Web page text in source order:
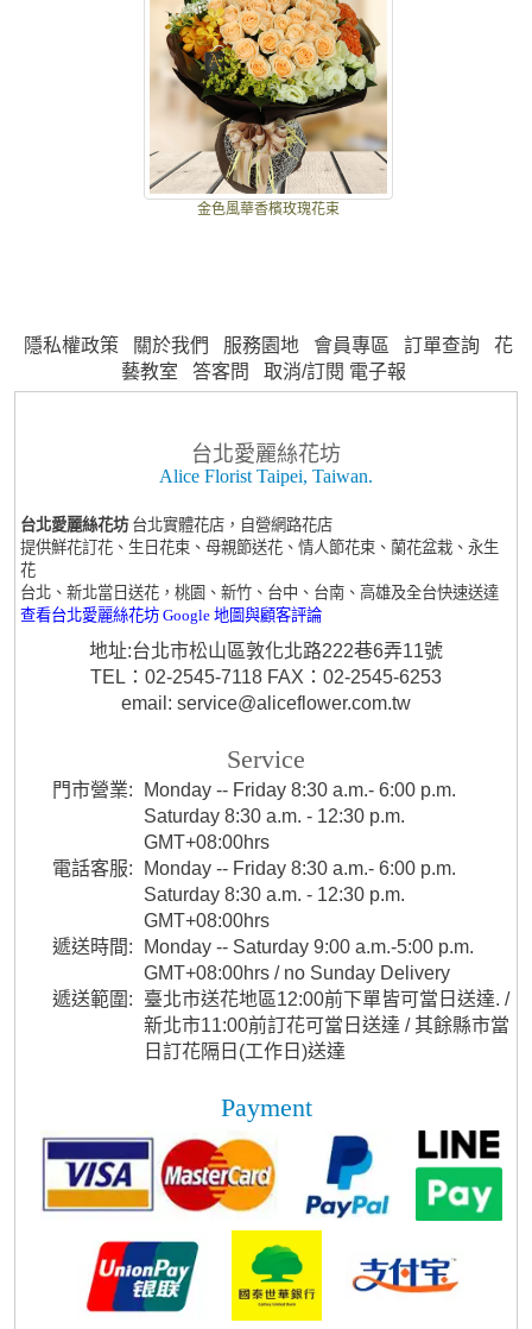
金色風華香檳玫瑰花束
隱私權政策 關於我們 服務園地 會員專區 訂單查詢
花
藝教室
答客問 取消/訂閱 電子報
台北愛麗絲花坊
Alice Florist Taipei, Taiwan.
台北愛麗絲花坊 台北實體花店，自營網路花店
提供鮮花訂花、生日花束、母親節送花、情人節花束、蘭花盆栽、永生
花
台北、新北當日送花，桃園、新竹、台中、台南、高雄及全台快速送達
查看台北愛麗絲花坊 Google 地圖與顧客評論
地址:台北市松山區敦化北路222巷6弄11號
TEL：02-2545-7118 FAX：02-2545-6253
email: service@aliceflower.com.tw
Service
門市營業:
Monday -- Friday 8:30 a.m.- 6:00 p.m.
Saturday 8:30 a.m. - 12:30 p.m.
GMT+08:00hrs
電話客服:
Monday -- Friday 8:30 a.m.- 6:00 p.m.
Saturday 8:30 a.m. - 12:30 p.m.
GMT+08:00hrs
遞送時間:
Monday -- Saturday 9:00 a.m.-5:00 p.m.
GMT+08:00hrs / no Sunday Delivery
遞送範圍:
臺北市送花地區12:00前下單皆可當日送達. /
新北市11:00前訂花可當日送達 / 其餘縣市當
日訂花隔日(工作日)送達
Payment